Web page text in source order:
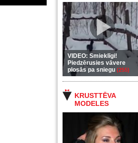
VIDEO: Smieklīgi!
Piedzērusies vāvere
plosās pa sniegu (255)
KRUSTTĒVA
MODELES